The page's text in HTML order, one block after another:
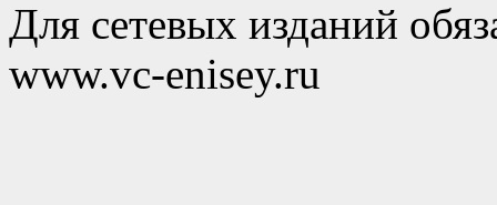
Для сетевых изданий
www.vc-enisey.ru